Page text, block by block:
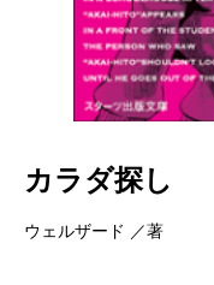
カラダ探し
ウェルザード ／著